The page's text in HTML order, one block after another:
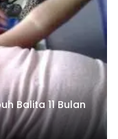
Balita 11 Bulan